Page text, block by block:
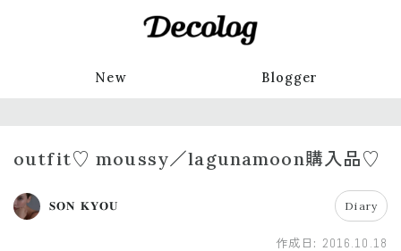
New Blogger
outfit♡ moussy／lagunamoon購入品♡
𝐒𝐎𝐍 𝐊𝐘𝐎𝐔 Diary
作成日: 2016.10.18